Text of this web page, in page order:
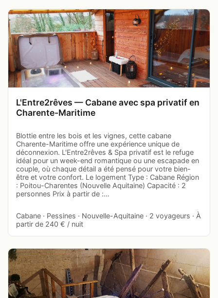
L'Entre2rêves — Cabane avec spa privatif en
Charente-Maritime
Blottie entre les bois et les vignes, cette cabane
Charente-Maritime offre une expérience unique de
déconnexion. L'Entre2rêves & Spa privatif est le refuge
idéal pour un week-end romantique ou une escapade en
couple, où chaque détail a été pensé pour votre bien-
être et votre confort. Le logement Type : Cabane Région
: Poitou-Charentes (Nouvelle Aquitaine) Capacité : 2
personnes Prix à partir de :…
Cabane · Pessines · Nouvelle-Aquitaine · 2 voyageurs · À
partir de 240 € / nuit